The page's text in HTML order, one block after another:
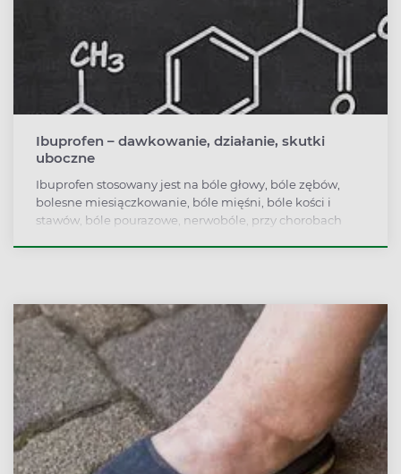
Ibuprofen – dawkowanie, działanie, skutki
uboczne
Ibuprofen stosowany jest na bóle głowy, bóle zębów,
bolesne miesiączkowanie, bóle mięśni, bóle kości i
stawów, bóle pourazowe, nerwobóle, przy chorobach